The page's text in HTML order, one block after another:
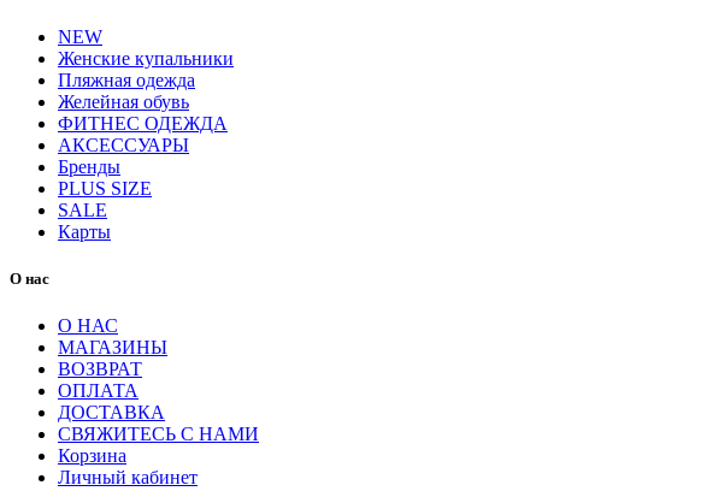
NEW
Женские купальники
Пляжная одежда
Желейная обувь
ФИТНЕС ОДЕЖДА
АКСЕССУАРЫ
Бренды
PLUS SIZE
SALE
Карты
О нас
О НАС
МАГАЗИНЫ
ВОЗВРАТ
ОПЛАТА
ДОСТАВКА
СВЯЖИТЕСЬ С НАМИ
Корзина
Личный кабинет